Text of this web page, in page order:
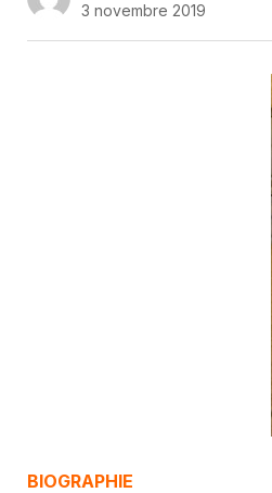
3 novembre 2019
BIOGRAPHIE